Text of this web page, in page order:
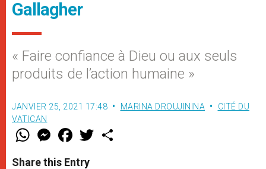
Gallagher
« Faire confiance à Dieu ou aux seuls
produits de l’action humaine »
JANVIER 25, 2021 17:48 MARINA DROUJININA
CITÉ DU
VATICAN
W
t
M
e
s
F
a
e
w
Share this Entry